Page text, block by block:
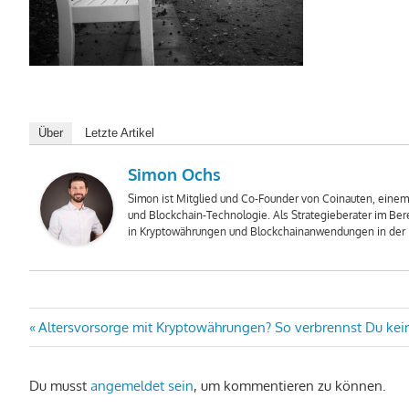
Über Letzte Artikel
Simon Ochs
Simon ist Mitglied und Co-Founder von Coinauten,
und Blockchain-Technologie. Als Strategieberater im
in Kryptowährungen und Blockchainanwendungen in der
Beitragsnavigation
Vorheriger
Beitrag:
Altersvorsorge mit Kryptowährungen? So verbrennst Du
Du musst angemeldet sein, um kommentieren zu können.